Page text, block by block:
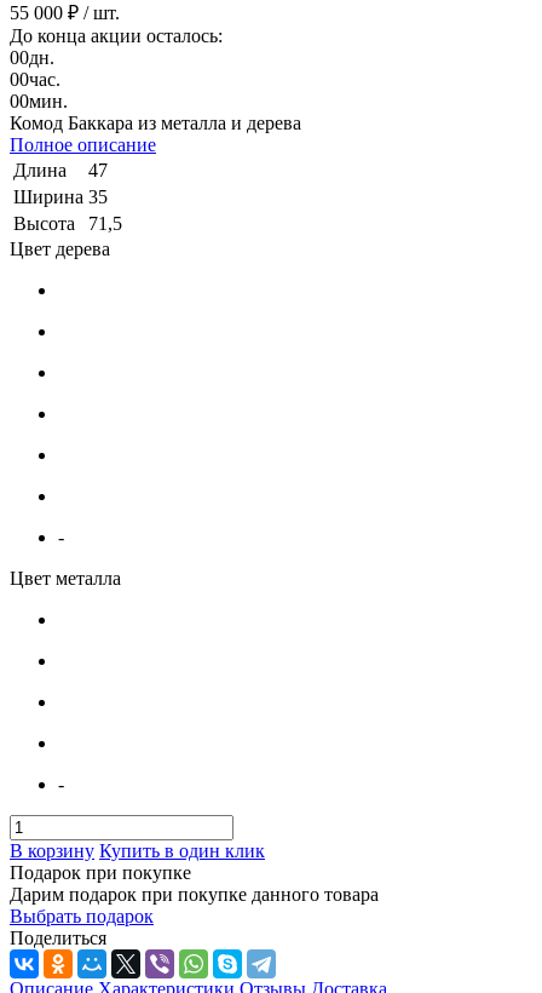
55 000 ₽ / шт.
До конца акции осталось:
00дн.
00час.
00мин.
Комод Баккара из металла и дерева
Полное описание
Длина
47
Ширина 35
Высота
71,5
Цвет дерева
-
Цвет металла
-
В корзину Купить в один клик
Подарок при покупке
Дарим подарок при покупке данного товара
Выбрать подарок
Поделиться
Описание Характеристики Отзывы Доставка